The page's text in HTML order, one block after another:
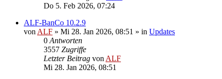
Do 5. Feb 2026, 07:24
ALF-BanCo 10.2.9
von ALF » Mi 28. Jan 2026, 08:51 » in Updates
0 Antworten
3557 Zugriffe
Letzter Beitrag von ALF
Mi 28. Jan 2026, 08:51